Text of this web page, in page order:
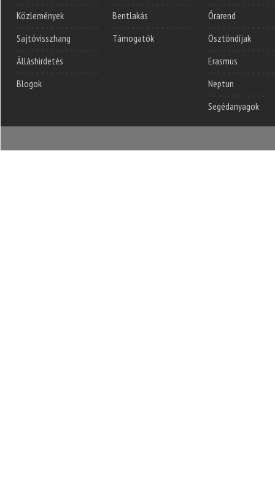
Közlemények
Sajtóvisszhang
Álláshirdetés
Blogok
Bentlakás
Támogatók
Órarend
Ösztöndíjak
Erasmus
Neptun
Segédanyagok